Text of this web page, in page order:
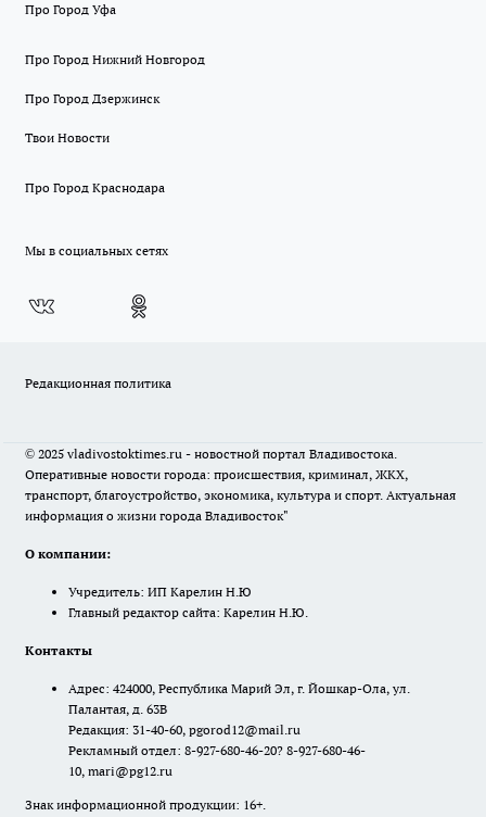
Про Город Уфа
Про Город Нижний Новгород
Про Город Дзержинск
Твои Новости
Про Город Краснодара
Мы в социальных сетях
Редакционная политика
© 2025 vladivostoktimes.ru - новостной портал Владивостока.
Оперативные новости города: происшествия, криминал, ЖКХ,
транспорт, благоустройство, экономика, культура и спорт. Актуальная
информация о жизни города Владивосток"
О компании:
Учредитель: ИП Карелин Н.Ю
Главный редактор сайта: Карелин Н.Ю.
Контакты
Адрес: 424000, Республика Марий Эл, г. Йошкар-Ола, ул.
Палантая, д. 63В
Редакция: 31-40-60, pgorod12@mail.ru
Рекламный отдел: 8-927-680-46-20? 8-927-680-46-
10, mari@pg12.ru
Знак информационной продукции: 16+.